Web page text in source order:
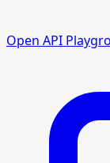
Open API